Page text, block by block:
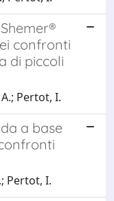
confronti
di piccoli
Pertot, I.
a base
Pertot, I.